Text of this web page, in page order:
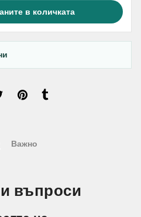
в количката
Важно
въпроси